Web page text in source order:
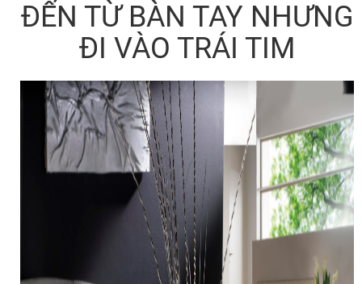
ĐẾN TỪ BÀN TAY NHƯNG
ĐI VÀO TRÁI TIM